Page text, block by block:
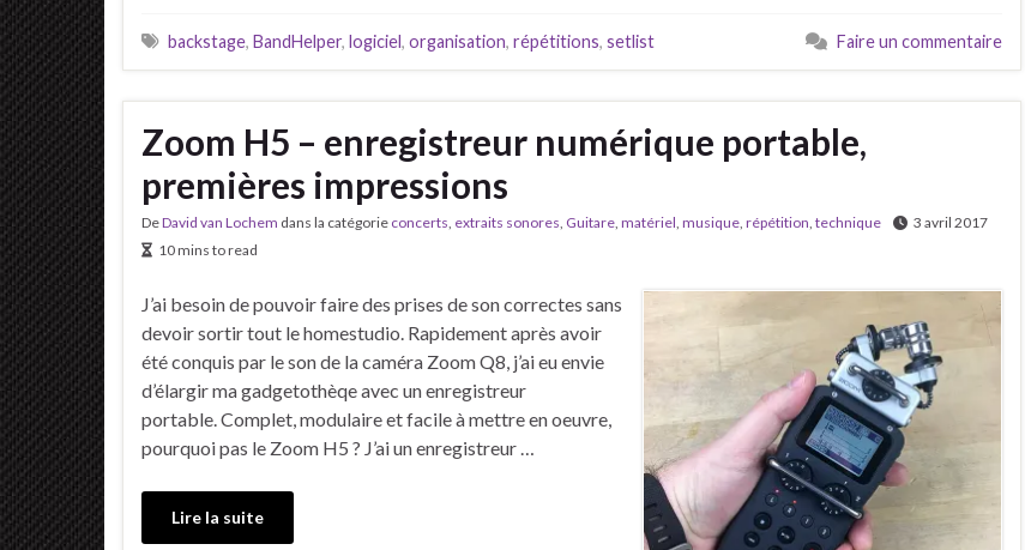
backstage, BandHelper, logiciel, organisation, répétitions, setlist Faire un commentaire
Zoom H5 – enregistreur numérique portable,
premières impressions
DeDavid van Lochem dans la catégorie concerts, extraits sonores, Guitare, matériel, musique, répétition, technique
3 avril 2017
10 mins to read
J’ai besoin de pouvoir faire des prises de son correctes sans
devoir sortir tout le homestudio. Rapidement après avoir
été conquis par le son de la caméra Zoom Q8, j’ai eu envie
d’élargir ma gadgetothèqe avec un enregistreur
portable. Complet, modulaire et facile à mettre en oeuvre,
pourquoi pas le Zoom H5 ? J’ai un enregistreur …
Lire la suite